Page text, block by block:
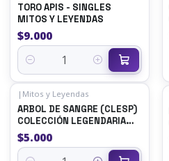
TORO APIS - SINGLES
MITOS Y LEYENDAS
$9.000
Quantity
| Mitos y Leyendas
ARBOL DE SANGRE (CLESP)
COLECCIÓN LEGENDARIA
SECRETA
$5.000